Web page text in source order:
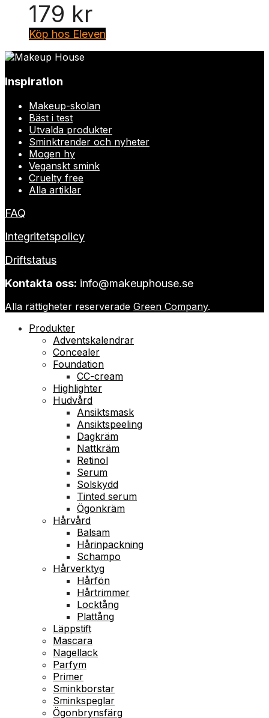
179 kr
Köp hos Eleven
Inspiration
Makeup-skolan
Bäst i test
Utvalda produkter
Sminktrender och nyheter
Mogen hy
Veganskt smink
Cruelty free
Alla artiklar
FAQ
Integritetspolicy
Driftstatus
Kontakta oss: info@makeuphouse.se
Alla rättigheter reserverade Green Company.
Produkter
Adventskalendrar
Concealer
Foundation
CC-cream
Highlighter
Hudvård
Ansiktsmask
Ansiktspeeling
Dagkräm
Nattkräm
Retinol
Serum
Solskydd
Tinted serum
Ögonkräm
Hårvård
Balsam
Hårinpackning
Schampo
Hårverktyg
Hårfön
Hårtrimmer
Locktång
Plattång
Läppstift
Mascara
Nagellack
Parfym
Primer
Sminkborstar
Sminkspeglar
Ögonbrynsfärg